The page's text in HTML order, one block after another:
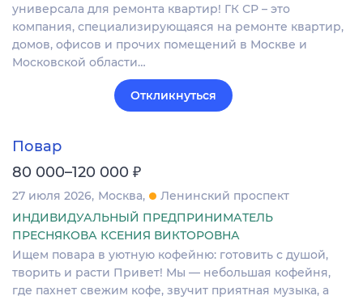
универсала для ремонта квартир! ГК СР – это
компания, специализирующаяся на ремонте квартир,
домов, офисов и прочих помещений в Москве и
Московской области…
Откликнуться
Повар
80 000–120 000 ₽
27 июля 2026 Москва
Ленинский проспект
ИНДИВИДУАЛЬНЫЙ ПРЕДПРИНИМАТЕЛЬ
ПРЕСНЯКОВА КСЕНИЯ ВИКТОРОВНА
Ищем повара в уютную кофейню: готовить с душой,
творить и расти Привет! Мы — небольшая кофейня,
где пахнет свежим кофе, звучит приятная музыка, а